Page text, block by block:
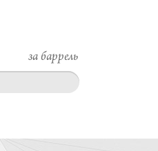
за баррель